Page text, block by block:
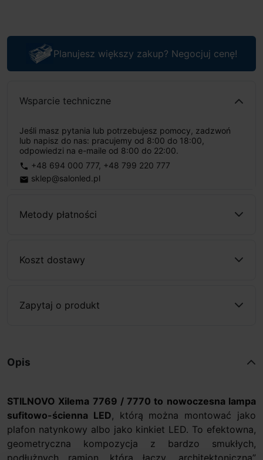
Planujesz większy zakup? Negocjuj cenę!
Wsparcie techniczne
Jeśli masz pytania lub potrzebujesz pomocy, zadzwoń
lub napisz do nas: pracujemy od 8:00 do 18:00,
odpowiedzi na e-maile od 8:00 do 22:00.
phone +48 694 000 777, +48 799 220 777
email sklep@salonled.pl
Metody płatności
Koszt dostawy
Zapytaj o produkt
Opis
STILNOVO Xilema 7769 / 7770 to nowoczesna lampa
sufitowo-ścienna LED, którą można montować jako
plafon natynkowy albo jako kinkiet LED. To efektowna,
geometryczna kompozycja z bardzo smukłych,
podłużnych ramion, która łączy „architektoniczną”